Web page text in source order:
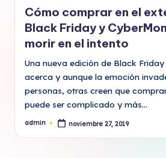
Cómo comprar en el
Black Friday y
morir en el intento
Una nueva edición de Black
acerca y aunque la emoción
personas, otras creen que
puede ser complicado y más…
Publicado
admin noviembre 27, 2019